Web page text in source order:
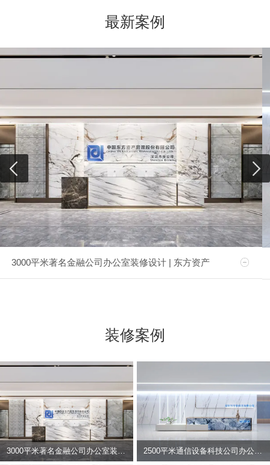
最新案例
3000平米著名金融公司办公室装修设计 | 东方资产
装修案例
2500平米通信设备科技公司办公室设计 | 宇泰科技